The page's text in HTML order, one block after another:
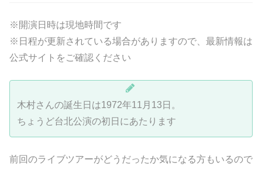
※開演日時は現地時間です
※日程が更新されている場合がありますので、最新情報は
公式サイトをご確認ください
木村さんの誕生日は1972年11月13日。
ちょうど台北公演の初日にあたります
前回のライブツアーがどうだったか気になる方もいるので